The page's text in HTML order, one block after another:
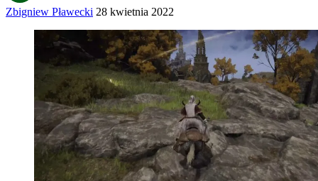
Zbigniew Pławecki 28 kwietnia 2022